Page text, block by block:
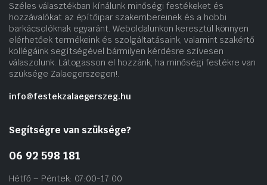
Széles választékban kínálunk minőségi festékeket és
hozzávalókat az építőipar szakembereinek és a hobbi
barkácsolóknak egyaránt. Weboldalunkon keresztül könnyen
elérhetőek termékeink és szolgáltatásaink, valamint szakértő
kollégáink segítségével bármilyen kérdésre szívesen
válaszolunk. Látogasson el hozzánk, ha minőségi festékre van
szüksége Zalaegerszegen!.
info@festekzalaegerszeg.hu
Segítségre van szüksége?
06 92 598 181
Hétfő – Péntek: 07:00-17:00